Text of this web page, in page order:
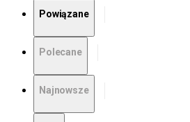
Powiązane
Polecane
Najnowsze